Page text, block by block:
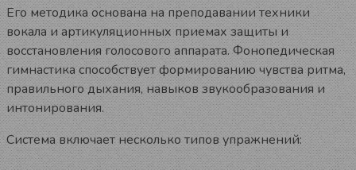
Его методика основана на преподавании техники
вокала и артикуляционных приемах защиты и
восстановления голосового аппарата. Фонопедическая
гимнастика способствует формированию чувства ритма,
правильного дыхания, навыков звукообразования и
интонирования.
Система включает несколько типов упражнений: